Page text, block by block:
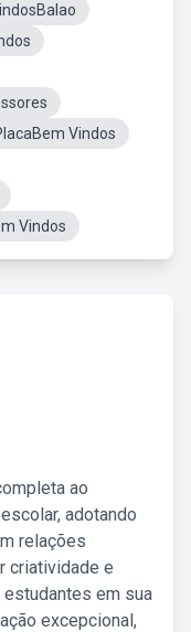
Vindos
Vindos
ao
adotando
relações
criatividade e
em sua
excepcional,